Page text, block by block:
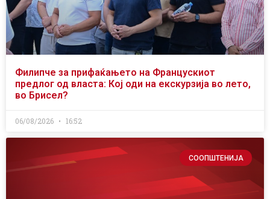
Филипче за прифаќањето на Францускиот
предлог од власта: Кој оди на екскурзија во лето,
во Брисел?
06/08/2026 16:52
СООПШТЕНИЈА